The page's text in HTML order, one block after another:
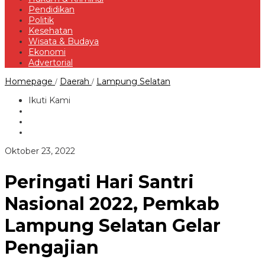
Pendidikan
Politik
Kesehatan
Wisata & Budaya
Ekonomi
Advertorial
Homepage / Daerah / Lampung Selatan
Ikuti Kami
Oktober 23, 2022
Peringati Hari Santri
Nasional 2022, Pemkab
Lampung Selatan Gelar
Pengajian